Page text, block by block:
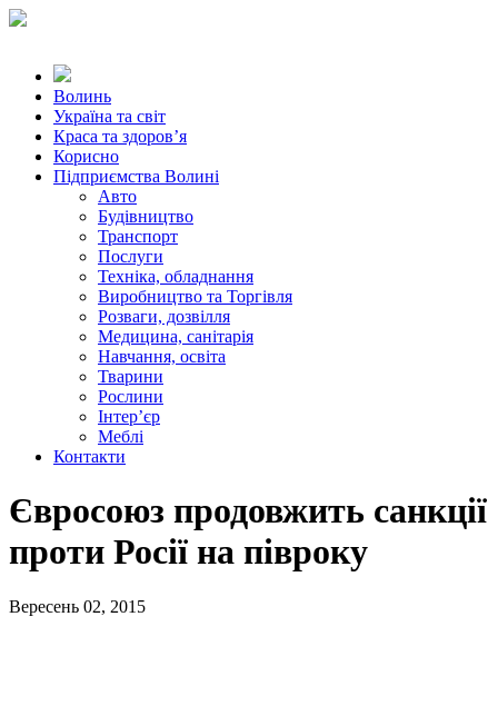
Волинь
Україна та світ
Краса та здоров’я
Корисно
Підприємства Волині
Авто
Будівництво
Транспорт
Послуги
Техніка, обладнання
Виробництво та Торгівля
Розваги, дозвілля
Медицина, санітарія
Навчання, освіта
Тварини
Рослини
Інтер’єр
Меблі
Контакти
Євросоюз продовжить санкції
проти Росії на півроку
Вересень 02, 2015